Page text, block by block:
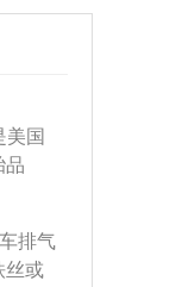
美国
品
这
排气
丝或